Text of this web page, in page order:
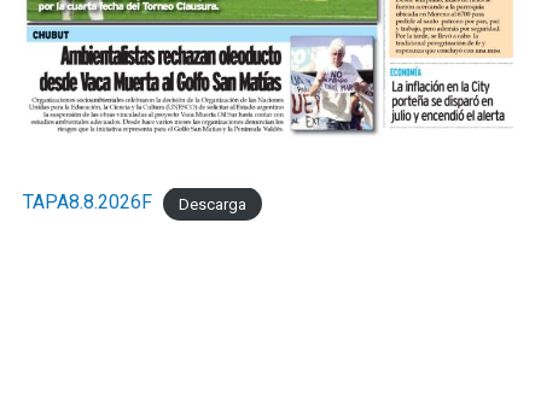
TAPA8.8.2026F Descarga